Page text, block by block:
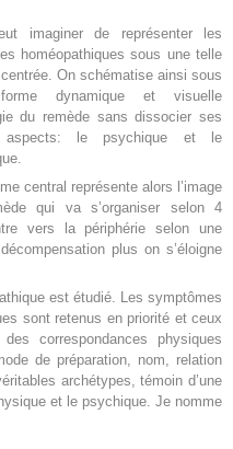
imaginer de représenter les
homéopathiques sous une telle
On schématise ainsi sous
dynamique et visuelle
du remède sans dissocier ses
aspects: le psychique et le
central représente alors l’image
qui va s’organiser selon 4
vers la périphérie selon une
plus on s’éloigne
est étudié. Les symptômes
sont retenus en priorité et ceux
correspondances physiques
de préparation, nom, relation
archétypes, témoin d’une
et le psychique. Je nomme